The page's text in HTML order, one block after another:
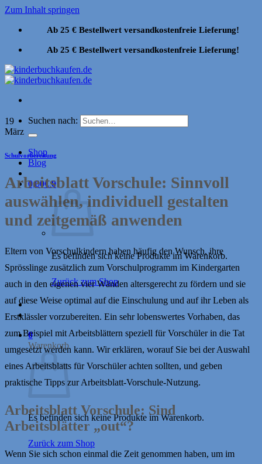
Zum Inhalt springen
Ab 25 € Bestellwert versandkostenfreie Lieferung!
Ab 25 € Bestellwert versandkostenfreie Lieferung!
Suchen nach:
Shop
Blog
0,00€ 0
Es befinden sich keine Produkte im Warenkorb.
Zurück zum Shop
0
Warenkorb
Es befinden sich keine Produkte im Warenkorb.
Zurück zum Shop
19
März
Schulvorbereitung
Arbeitsblatt Vorschule: Sinnvoll
auswählen, individuell gestalten
und zeitgemäß anwenden
Eltern von Vorschulkindern haben häufig den Wunsch, ihre
Sprösslinge zusätzlich zum Vorschulprogramm im Kindergarten
auch in den eigenen vier Wänden altersgerecht zu fördern und sie
auf diese Weise optimal auf die Einschulung und auf ihr Leben als
Erstklässler vorzubereiten. Ein sehr lobenswertes Vorhaben, das
zum Beispiel mit Arbeitsblättern speziell für Vorschüler in die Tat
umgesetzt werden kann. Wir erklären, worauf Sie bei der Auswahl
eines Arbeitsblatts für Vorschüler achten sollten, und geben
praktische Tipps zur Arbeitsblatt-Vorschule-Nutzung.
Arbeitsblatt Vorschule: Sind
Arbeitsblätter „out“?
Wenn Sie sich schon einmal die Zeit genommen haben, um im